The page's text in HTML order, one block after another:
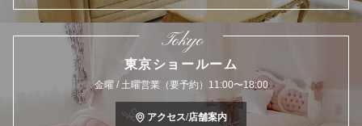
Tokyo
東京ショールーム
金曜 / 土曜営業（要予約）11:00〜18:00
アクセス/店舗案内